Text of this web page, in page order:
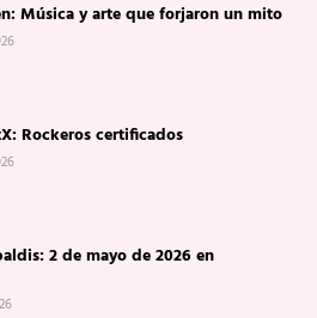
Música y arte que forjaron un mito
Rockeros certificados
2 de mayo de 2026 en